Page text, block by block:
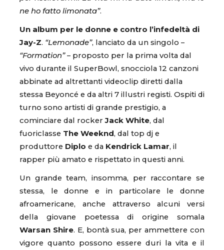
ne ho fatto limonata”.
Un album per le donne e contro l’infedeltà di
Jay-Z. “Lemonade”, lanciato da un singolo –
“Formation”– proposto per la prima volta dal
vivo durante il SuperBowl, snocciola 12 canzoni
abbinate ad altrettanti videoclip diretti dalla
stessa Beyoncé e da altri 7 illustri registi. Ospiti di
turno sono artisti di grande prestigio, a
cominciare dal rockerJack White, dal
fuoriclasse The Weeknd, dal top dj e
produttore Diplo e da Kendrick Lamar, il
rapper più amato e rispettato in questi anni.
Un grande team, insomma, per raccontare se
stessa, le donne e in particolare le donne
afroamericane, anche attraverso alcuni versi
della giovane poetessa di origine somala
Warsan Shire. E, bontà sua, per ammettere con
vigore quanto possono essere duri la vita e il